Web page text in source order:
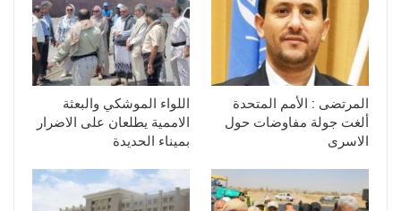
المرتضى : الأمم المتحدة
ألغت جولة مفاوضات حول
الاسرى
اللواء الموشكي والبعثة
الاممية يطلعان على الاضرار
بميناء الحديدة